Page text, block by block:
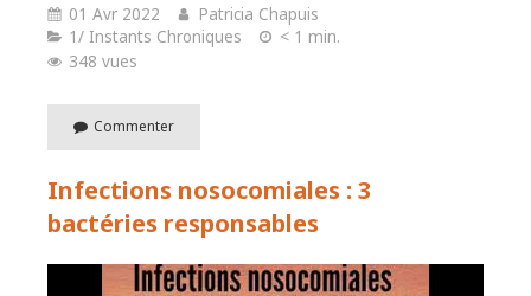
01 Avr 2022
Patricia Chapuis
1/ Instants Chroniques
< 1 min.
348 vues
Commenter
Infections nosocomiales : 3
bactéries responsables